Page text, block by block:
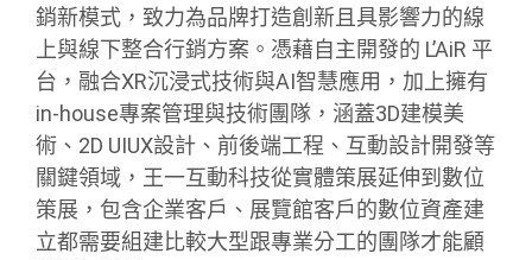
銷新模式，致力為品牌打造創新且具影響力的線
上與線下整合行銷方案。憑藉自主開發的 L’AiR 平
台，融合XR沉浸式技術與AI智慧應用，加上擁有
in-house專案管理與技術團隊，涵蓋3D建模美
術、2D UIUX設計、前後端工程、互動設計開發等
關鍵領域，王一互動科技從實體策展延伸到數位
策展，包含企業客戶、展覽館客戶的數位資產建
立都需要組建比較大型跟專業分工的團隊才能顧